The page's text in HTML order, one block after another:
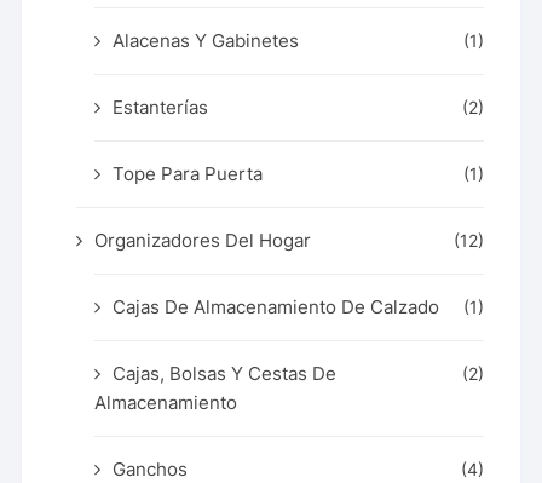
Alacenas Y Gabinetes (1)
Estanterías (2)
Tope Para Puerta (1)
Organizadores Del Hogar (12)
Cajas De Almacenamiento De Calzado (1)
Cajas, Bolsas Y Cestas De
Almacenamiento
(2)
Ganchos (4)